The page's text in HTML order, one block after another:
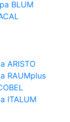
BLUM
ARISTO
RAUMplus
ITALUM